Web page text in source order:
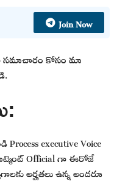
Join Now
సమాచారం కోసం మా
executive Voice
Official గా ఈరోజే
అర్హతలు ఉన్న అందరూ